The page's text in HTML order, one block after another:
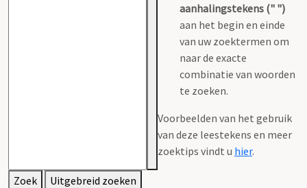
aanhalingstekens (" ")
aan het begin en einde
van uw zoektermen om
naar de exacte
combinatie van woorden
te zoeken.
Voorbeelden van het gebruik
van deze leestekens en meer
zoektips vindt u hier.
Zoek Uitgebreid zoeken